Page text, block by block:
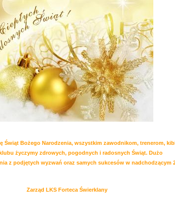
Świąt Bożego Narodzenia, wszystkim zawodnikom, trenerom,
życzymy zdrowych, pogodnych i radosnych Świąt. Dużo
z podjętych wyzwań oraz samych sukcesów w nadchodzącym
Zarząd LKS Forteca Świerklany